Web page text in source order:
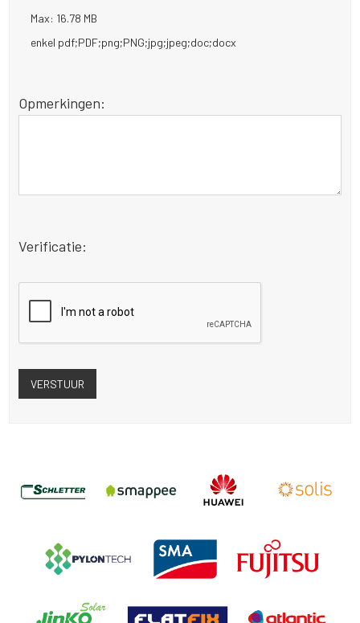
Max: 16.78 MB
enkel pdf;PDF;png;PNG;jpg;jpeg;doc;docx
Opmerkingen:
Verificatie: